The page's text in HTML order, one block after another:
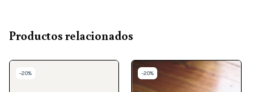
Productos relacionados
-20% -20%